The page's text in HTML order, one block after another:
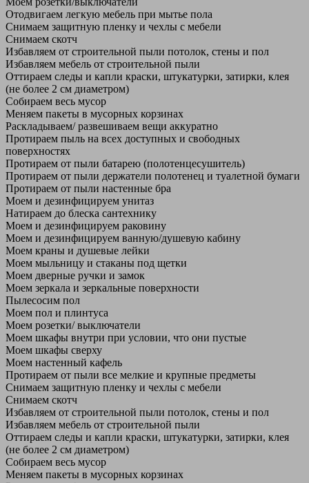
Отодвигаем легкую мебель при мытье пола
Снимаем защитную пленку и чехлы с мебели
Снимаем скотч
Избавляем от строительной пыли потолок, стены и пол
Избавляем мебель от строительной пыли
Оттираем следы и капли краски, штукатурки, затирки, клея
(не более 2 см диаметром)
Собираем весь мусор
Меняем пакеты в мусорных корзинах
Раскладываем/ развешиваем вещи аккуратно
Протираем пыль на всех доступных и свободных
поверхностях
Протираем от пыли батарею (полотенцесушитель)
Протираем от пыли держатели полотенец и туалетной бумаги
Протираем от пыли настенные бра
Моем и дезинфицируем унитаз
Натираем до блеска сантехнику
Моем и дезинфицируем раковину
Моем и дезинфицируем ванную/душевую кабину
Моем краны и душевые лейки
Моем мыльницу и стаканы под щетки
Моем дверные ручки и замок
Моем зеркала и зеркальные поверхности
Пылесосим пол
Моем пол и плинтуса
Моем розетки/ выключатели
Моем шкафы внутри при условии, что они пустые
Моем шкафы сверху
Моем настенный кафель
Протираем от пыли все мелкие и крупные предметы
Снимаем защитную пленку и чехлы с мебели
Снимаем скотч
Избавляем от строительной пыли потолок, стены и пол
Избавляем мебель от строительной пыли
Оттираем следы и капли краски, штукатурки, затирки, клея
(не более 2 см диаметром)
Собираем весь мусор
Меняем пакеты в мусорных корзинах